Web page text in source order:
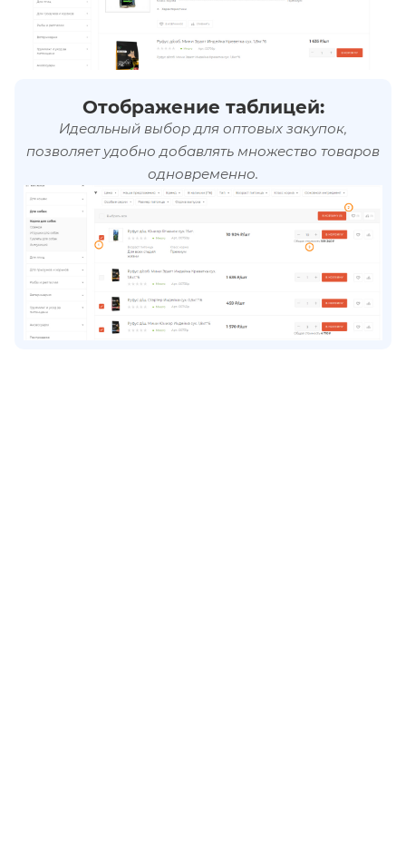
Отображение таблицей:
Идеальный выбор для оптовых закупок,
позволяет удобно добавлять множество товаров
одновременно.